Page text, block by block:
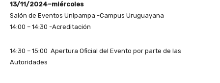
13/11/2024–miércoles
Salón de Eventos Unipampa -Campus Uruguayana
14:00 – 14:30 -Acreditación
14:30 – 15:00 Apertura Oficial del Evento por parte de las
Autoridades